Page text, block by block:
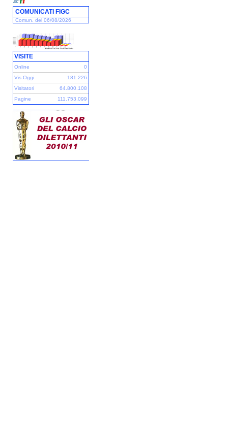
COMUNICATI FIGC
Comun. del 06/08/2026
VISITE
Online
0
Vis.Oggi
181.226
Visitatori
64.800.108
Pagine
111.753.099